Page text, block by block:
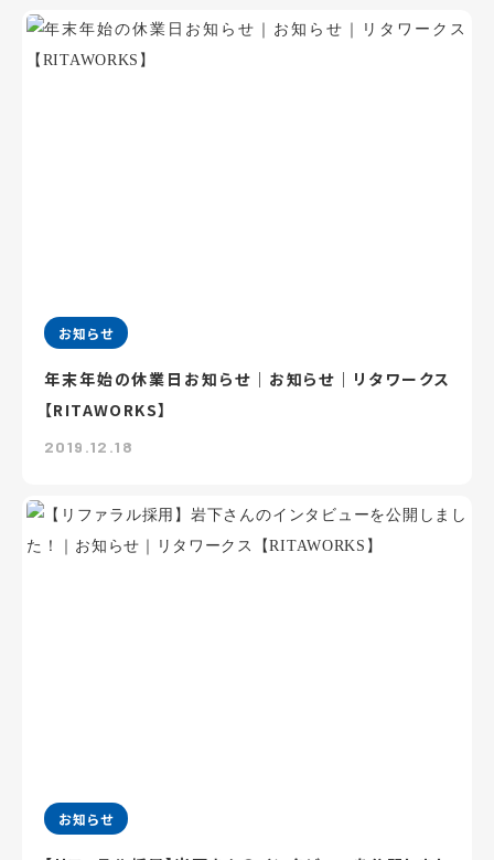
お知らせ
年末年始の休業日お知らせ｜お知らせ｜リタワークス
【RITAWORKS】
2019.12.18
お知らせ